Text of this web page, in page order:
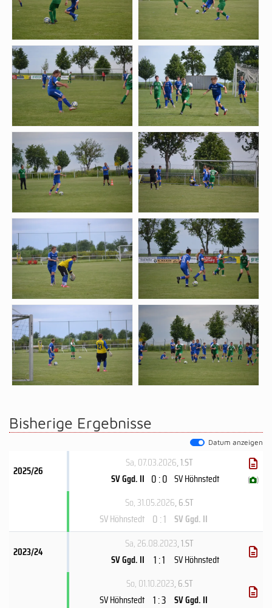
Bisherige Ergebnisse
Datum anzeigen
2025/26
Sa, 07.03.2026, 1.ST
SV Ggd. II 0 : 0 SV Höhnstedt ( )
So, 31.05.2026, 6.ST
SV Höhnstedt 0 : 1 SV Ggd. II
2023/24
Sa, 26.08.2023, 1.ST
SV Ggd. II
1 : 1
SV Höhnstedt
So, 01.10.2023, 6.ST
SV Höhnstedt 1 : 3 SV Ggd. II